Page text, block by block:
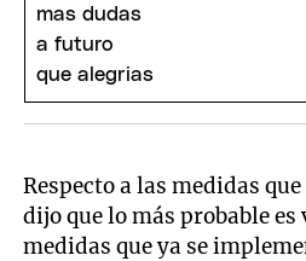
Respecto a las medidas
dijo que lo más probable
medidas que ya se